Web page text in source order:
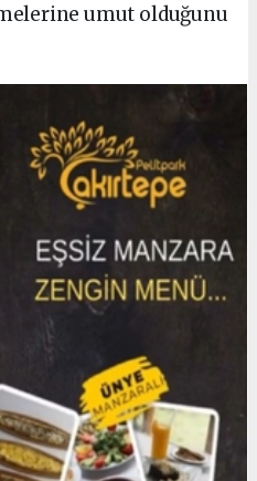
umut olduğunu